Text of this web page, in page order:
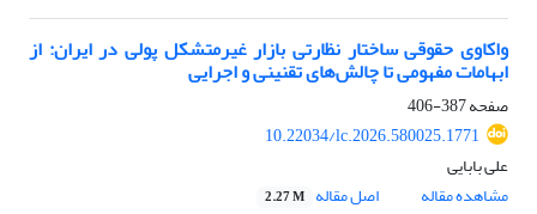
واکاوی حقوقی ساختار نظارتی بازار غیرمتشکل پولی در ایران: از
ابهامات مفهومی تا چالش‌های تقنینی و اجرایی
صفحه387-406
10.22034/lc.2026.580025.1771
علی بابایی
مشاهده مقاله
اصل مقاله 2.27 M